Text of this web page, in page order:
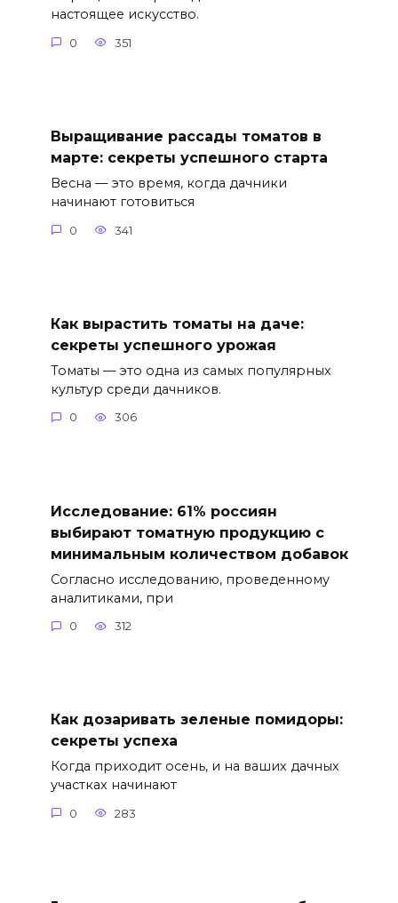
настоящее искусство.
0 351
Выращивание рассады томатов в
марте: секреты успешного старта
Весна — это время, когда дачники
начинают готовиться
0 341
Как вырастить томаты на даче:
секреты успешного урожая
Томаты — это одна из самых популярных
культур среди дачников.
0 306
Исследование: 61% россиян
выбирают томатную продукцию с
минимальным количеством добавок
Согласно исследованию, проведенному
аналитиками, при
0 312
Как дозаривать зеленые помидоры:
секреты успеха
Когда приходит осень, и на ваших дачных
участках начинают
0 283